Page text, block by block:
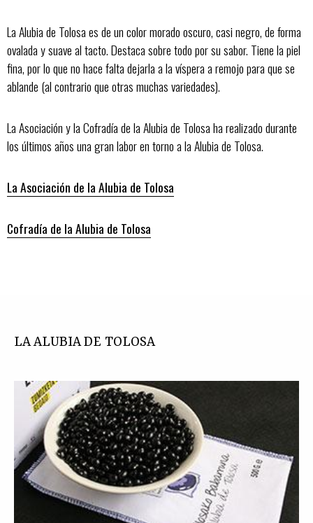
La Alubia de Tolosa es de un color morado oscuro, casi negro, de forma
ovalada y suave al tacto. Destaca sobre todo por su sabor. Tiene la piel
fina, por lo que no hace falta dejarla a la víspera a remojo para que se
ablande (al contrario que otras muchas variedades).
La Asociación y la Cofradía de la Alubia de Tolosa ha realizado durante
los últimos años una gran labor en torno a la Alubia de Tolosa.
La Asociación de la Alubia de Tolosa
Cofradía de la Alubia de Tolosa
LA ALUBIA DE TOLOSA